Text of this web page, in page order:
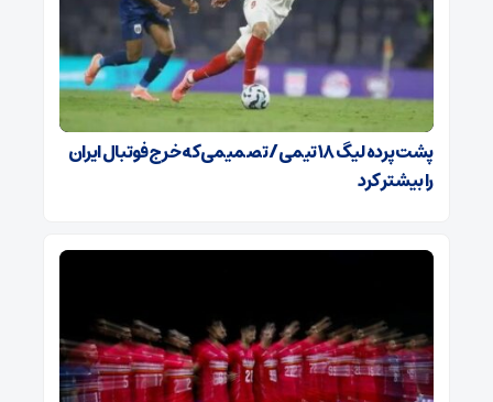
پشت پرده لیگ ۱۸ تیمی / تصمیمی که خرج فوتبال ایران
را بیشتر کرد